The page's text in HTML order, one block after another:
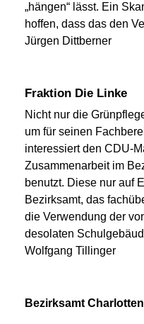
„hängen“ lässt. Ein
hoffen, dass das den
Jürgen Dittberner
Fraktion Die Linke
Nicht nur die
um für seinen
interessiert den CDU-
Zusammenarbeit im
benutzt. Diese nur auf
Bezirksamt, das
die Verwendung der
desolaten
Wolfgang Tillinger
Bezirksamt